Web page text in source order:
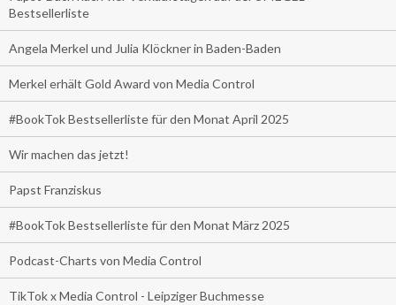
Bestsellerliste
Angela Merkel und Julia Klöckner in Baden-Baden
Merkel erhält Gold Award von Media Control
#BookTok Bestsellerliste für den Monat April 2025
Wir machen das jetzt!
Papst Franziskus
#BookTok Bestsellerliste für den Monat März 2025
Podcast-Charts von Media Control
TikTok x Media Control - Leipziger Buchmesse